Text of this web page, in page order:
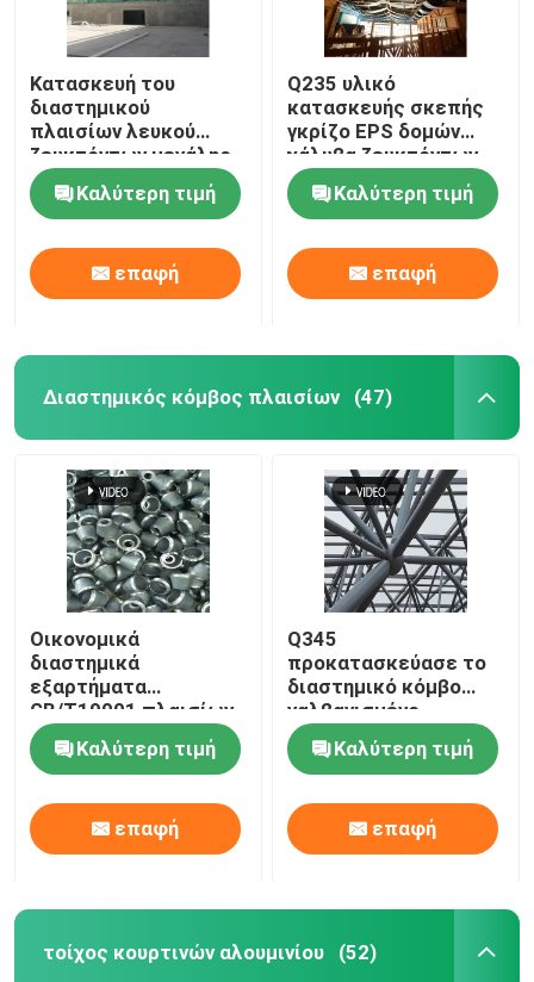
Κατασκευή του
διαστημικού
πλαισίων λευκού
ζευκτόντων μεγάλης
έκτασης ικανότητας
ζευκτόντων
κάμπτοντας
Καλύτερη τιμή
επαφή
Q235 υλικό
κατασκευής σκεπής
γκρίζο EPS δομών
χάλυβα ζευκτόντων
για το εσωτερικό
θεματικό πάρκο
νερού
Καλύτερη τιμή
επαφή
Διαστημικός κόμβος πλαισίων (47)
Οικονομικά
διαστημικά
εξαρτήματα
GB/T19001 πλαισίων
ζευκτόντων κοινά
άσπρα διαστημικά
Καλύτερη τιμή
επαφή
Q345
προκατασκεύασε το
διαστημικό κόμβο
γαλβανισμένο
σύνδεση ΜΒ πλαισίων
Καλύτερη τιμή
επαφή
τοίχος κουρτινών αλουμινίου (52)